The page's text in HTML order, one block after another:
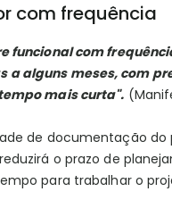
com frequência
funcional com
a alguns meses, com
mais curta".
de documentação do
o prazo de
para trabalhar o